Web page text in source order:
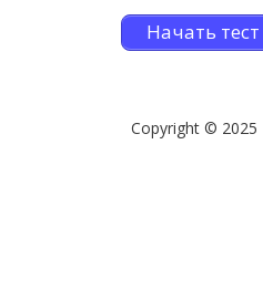
Начать тест
Copyright © 2025